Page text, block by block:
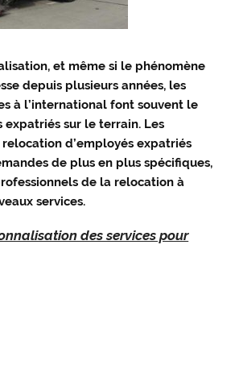
et même si le phénomène
depuis plusieurs années, les
à l’international font souvent le
expatriés sur le terrain. Les
d’employés expatriés
de plus en plus spécifiques,
de la relocation à
services.
des services pour